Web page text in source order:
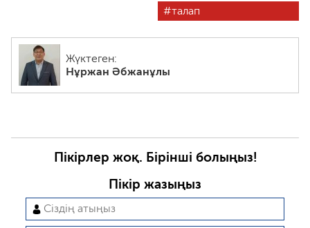
талап
Жүктеген:
Нұржан Әбжанұлы
Пікірлер жоқ. Бірінші болыңыз!
Пікір жазыңыз